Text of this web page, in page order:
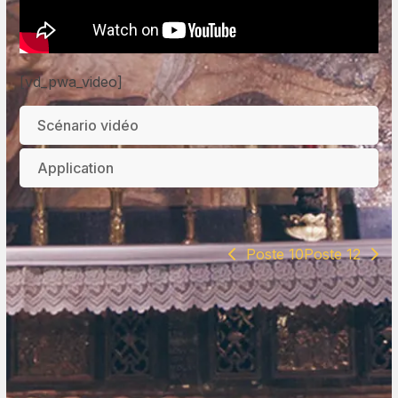
[vd_pwa_video]
Scénario vidéo
Application
Poste 10Poste 12